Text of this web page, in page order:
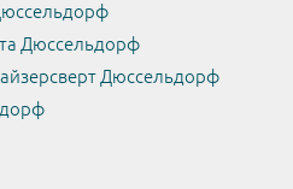
Дюссельдорф
Дюссельдорф